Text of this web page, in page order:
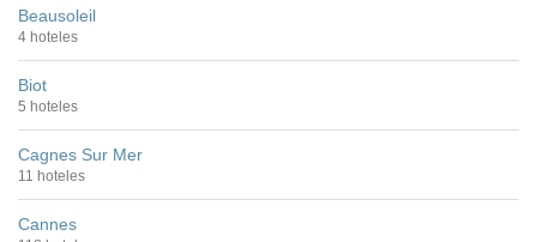
Beausoleil
4 hoteles
Biot
5 hoteles
Cagnes Sur Mer
11 hoteles
Cannes